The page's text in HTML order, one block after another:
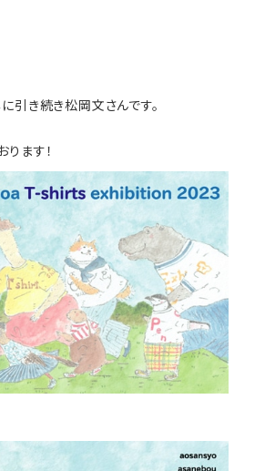
引き続き松岡文さんです。
ます！